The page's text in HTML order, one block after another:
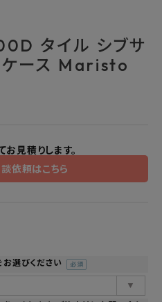
タイル シブサ
ース Maristo
見積りします。
依頼はこちら
選びください
(必